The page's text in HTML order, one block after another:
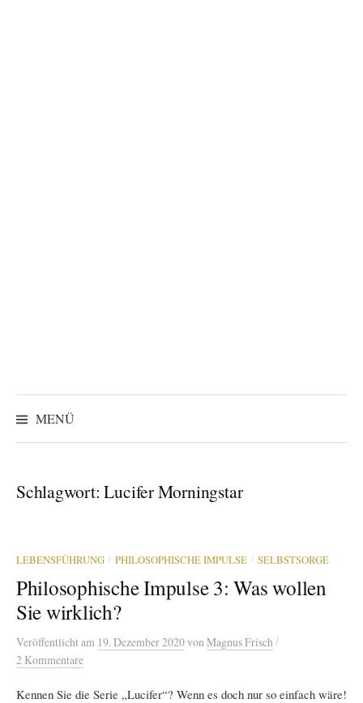
MENÜ
Suchen
Schlagwort:Lucifer Morningstar
LEBENSFÜHRUNG / PHILOSOPHISCHE IMPULSE / SELBSTSORGE
Philosophische Impulse 3: Was wollen
Sie wirklich?
Veröffentlichtam 19. Dezember 2020von Magnus Frisch/
2 Kommentare
Kennen Sie die Serie „Lucifer“? Wenn es doch nur so einfach wäre!